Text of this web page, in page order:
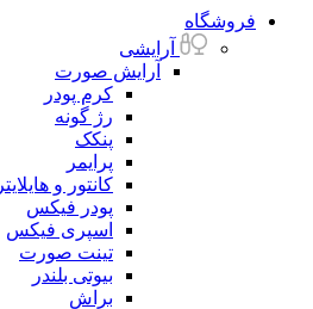
فروشگاه
آرایشی
آرایش صورت
کرم پودر
رژ گونه
پنکک
پرایمر
کانتور و هایلایتر
پودر فیکس
اسپری فیکس
تینت صورت
بیوتی بلندر
براش